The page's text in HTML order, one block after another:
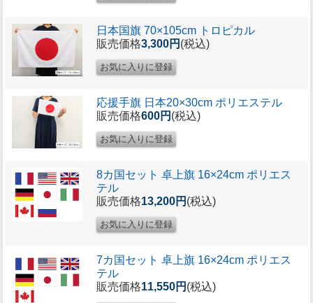
日本国旗 70×105cm トロピカル
販売価格3,300円 (税込)
応援手旗 日本20×30cm ポリエステル
販売価格600円 (税込)
8カ国セット 卓上旗 16×24cm ポリエス
テル
販売価格13,200円 (税込)
7カ国セット 卓上旗 16×24cm ポリエス
テル
販売価格11,550円 (税込)